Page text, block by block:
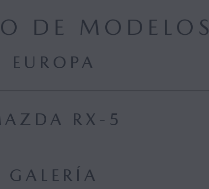
DE MODELOS
EUROPA
RX-5
GALERÍA